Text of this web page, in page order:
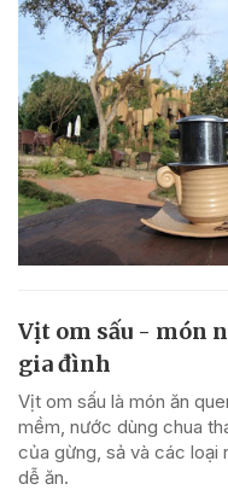
Vịt om sấu - món
gia đình
Vịt om sấu là món ăn
mềm, nước dùng chua
của gừng, sả và các loại
dễ ăn.